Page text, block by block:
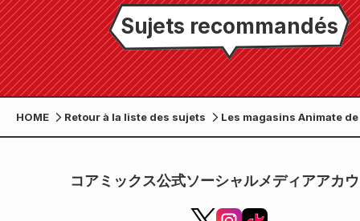
Sujets recommandés
HOME Retour à la liste des sujets
Les magasins Animate
ancien esclave de
compagnon ». Un
コアミックス公式ソーシャルメディアアカ